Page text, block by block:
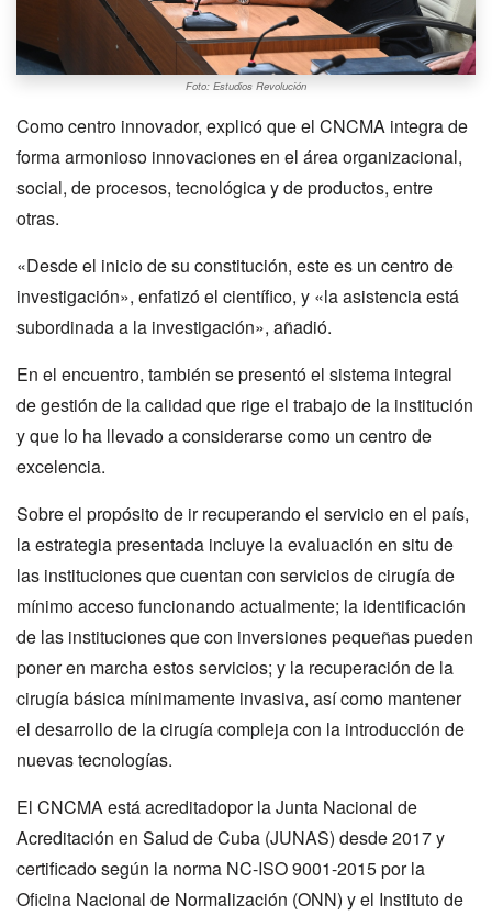
Foto: Estudios Revolución
Como centro innovador, explicó que el CNCMA integra de
forma armonioso innovaciones en el área organizacional,
social, de procesos, tecnológica y de productos, entre
otras.
«Desde el inicio de su constitución, este es un centro de
investigación», enfatizó el científico, y «la asistencia está
subordinada a la investigación», añadió.
En el encuentro, también se presentó el sistema integral
de gestión de la calidad que rige el trabajo de la institución
y que lo ha llevado a considerarse como un centro de
excelencia.
Sobre el propósito de ir recuperando el servicio en el país,
la estrategia presentada incluye la evaluación en situ de
las instituciones que cuentan con servicios de cirugía de
mínimo acceso funcionando actualmente; la identificación
de las instituciones que con inversiones pequeñas pueden
poner en marcha estos servicios; y la recuperación de la
cirugía básica mínimamente invasiva, así como mantener
el desarrollo de la cirugía compleja con la introducción de
nuevas tecnologías.
El CNCMA está acreditadopor la Junta Nacional de
Acreditación en Salud de Cuba (JUNAS) desde 2017 y
certificado según la norma NC-ISO 9001-2015 por la
Oficina Nacional de Normalización (ONN) y el Instituto de